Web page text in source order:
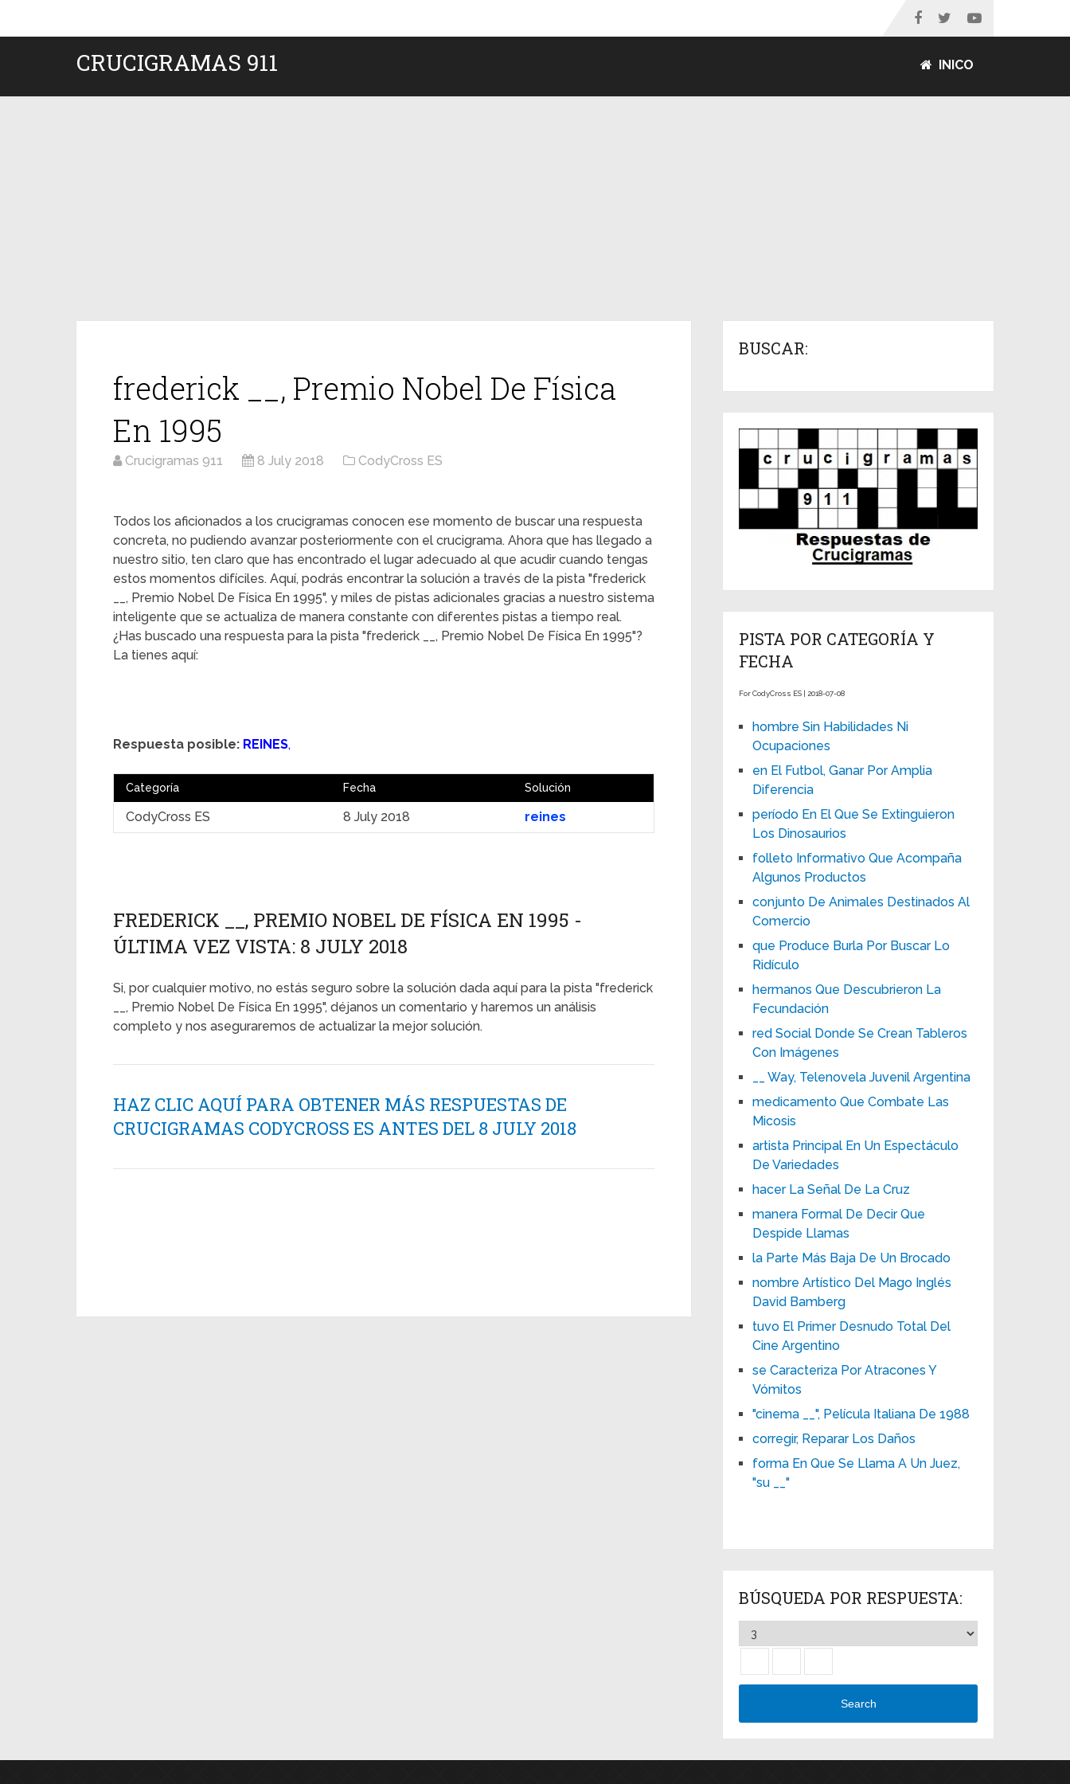
CRUCIGRAMAS 911 INICO
frederick __, Premio Nobel De Física
En 1995
Crucigramas 911 8 July 2018 CodyCross ES
Todos los aficionados a los crucigramas conocen ese momento de buscar una respuesta
concreta, no pudiendo avanzar posteriormente con el crucigrama. Ahora que has llegado a
nuestro sitio, ten claro que has encontrado el lugar adecuado al que acudir cuando tengas
estos momentos difíciles. Aquí, podrás encontrar la solución a través de la pista "frederick
__, Premio Nobel De Física En 1995", y miles de pistas adicionales gracias a nuestro sistema
inteligente que se actualiza de manera constante con diferentes pistas a tiempo real.
¿Has buscado una respuesta para la pista "frederick __, Premio Nobel De Física En 1995"?
La tienes aquí:
Respuesta posible: REINES,
Categoría Fecha Solución
CodyCross ES 8 July 2018 reines
FREDERICK __, PREMIO NOBEL DE FÍSICA EN 1995 -
ÚLTIMA VEZ VISTA: 8 JULY 2018
Si, por cualquier motivo, no estás seguro sobre la solución dada aquí para la pista "frederick
__, Premio Nobel De Física En 1995", déjanos un comentario y haremos un análisis
completo y nos aseguraremos de actualizar la mejor solución.
HAZ CLIC AQUÍ PARA OBTENER MÁS RESPUESTAS DE
CRUCIGRAMAS CODYCROSS ES ANTES DEL 8 JULY 2018
BUSCAR:
PISTA POR CATEGORÍA Y
FECHA
For CodyCross ES | 2018-07-08
hombre Sin Habilidades Ni
Ocupaciones
en El Futbol, Ganar Por Amplia
Diferencia
período En El Que Se Extinguieron
Los Dinosaurios
folleto Informativo Que Acompaña
Algunos Productos
conjunto De Animales Destinados Al
Comercio
que Produce Burla Por Buscar Lo
Ridículo
hermanos Que Descubrieron La
Fecundación
red Social Donde Se Crean Tableros
Con Imágenes
__ Way, Telenovela Juvenil Argentina
medicamento Que Combate Las
Micosis
artista Principal En Un Espectáculo
De Variedades
hacer La Señal De La Cruz
manera Formal De Decir Que
Despide Llamas
la Parte Más Baja De Un Brocado
nombre Artístico Del Mago Inglés
David Bamberg
tuvo El Primer Desnudo Total Del
Cine Argentino
se Caracteriza Por Atracones Y
Vómitos
"cinema __", Película Italiana De 1988
corregir, Reparar Los Daños
forma En Que Se Llama A Un Juez,
"su __"
BÚSQUEDA POR RESPUESTA:
Search